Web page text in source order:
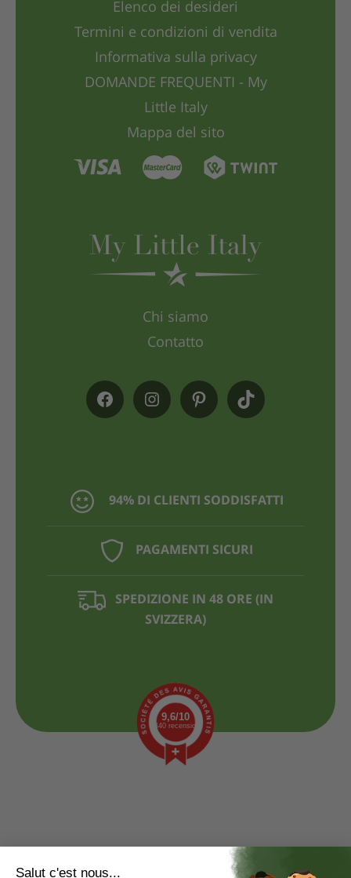
94% DI CLIENTI SODDISFATTI
PAGAMENTI SICURI
SPEDIZIONE IN 48 ORE (IN
SVIZZERA)
Elenco dei desideri
Termini e condizioni di vendita
Informativa sulla privacy
DOMANDE FREQUENTI - My
Little Italy
Mappa del sito
Chi siamo
Contatto
9,6/10
1440 recensioni